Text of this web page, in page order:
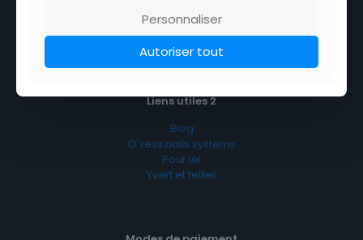
Mon compte
Mot de passe perdu
Liens utiles 2
Blog
O'xess nails systems
Pour iel
Yvert et tellier
Personnaliser
Autoriser tout